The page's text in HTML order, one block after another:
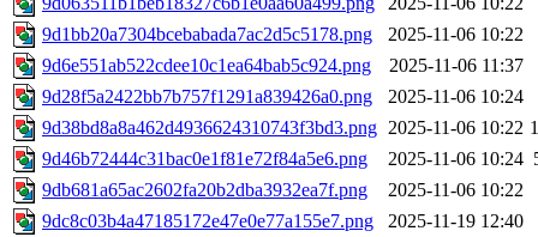
9d1bb20a7304bcebabada7ac2d5c5178.png
2025-11-06 10:22
9d6e551ab522cdee10c1ea64bab5c924.png
2025-11-06 11:37
9d28f5a2422bb7b757f1291a839426a0.png
2025-11-06 10:24
9d38bd8a8a462d4936624310743f3bd3.png 2025-11-06 10:22
9d46b72444c31bac0e1f81e72f84a5e6.png
2025-11-06 10:24
9db681a65ac2602fa20b2dba3932ea7f.png
2025-11-06 10:22
9dc8c03b4a47185172e47e0e77a155e7.png
2025-11-19 12:40